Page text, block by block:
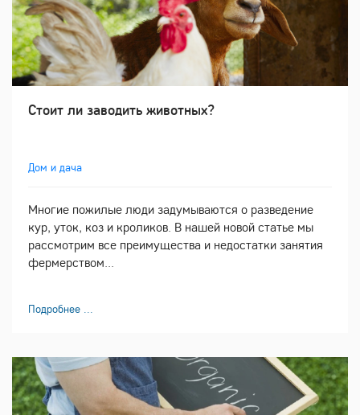
Стоит ли заводить животных?
Дом и дача
Многие пожилые люди задумываются о разведение
кур, уток, коз и кроликов. В нашей новой статье мы
рассмотрим все преимущества и недостатки занятия
фермерством...
Подробнее ...